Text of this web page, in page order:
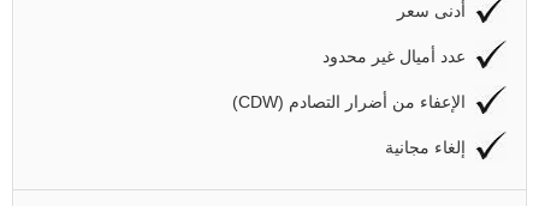
أدنى سعر
عدد أميال غير محدود
(CDW) الإعفاء من أضرار التصادم
إلغاء مجانية